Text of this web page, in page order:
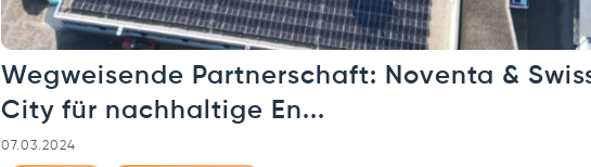
Wegweisende Partnerschaft: Noventa &
City für nachhaltige En...
07.03.2024